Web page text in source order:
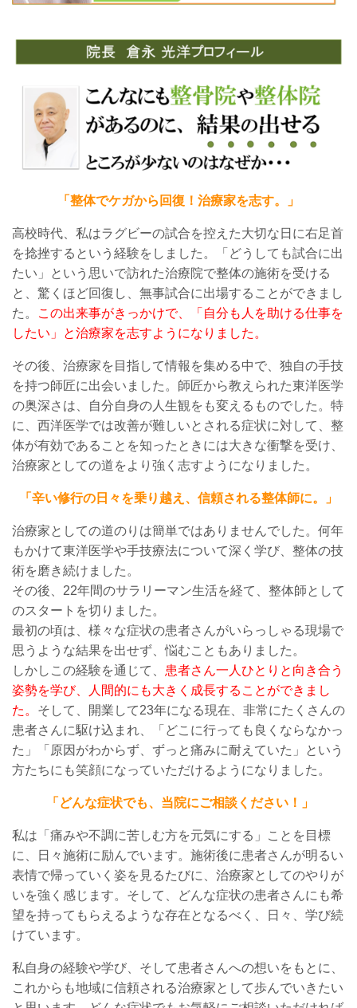
「整体でケガから回復！治療家を志す。」
高校時代、私はラグビーの試合を控えた大切な日に右足首
を捻挫するという経験をしました。
「 どうしても試合に出
たい 」 という思いで訪れた治療院で整体の施術を受ける
と
、驚くほど回復し、無事試合に出場することができまし
た。
この出来事がきっかけで、「自分も人を助ける仕事を
したい」と治療家を志すようになりました。
その後、 治療家を目指して情報を集める中で、独自の手技
を持つ師匠に出会いました。師匠から教えられた東洋医学
の奥深さ は、
自分自身の人生観をも変えるものでした。特
に、西洋医学では改善が難しいとされる症状に対して、 整
体が有効であることを知ったときには大きな衝撃を受け、
治療家としての道をより強く志すようになりました。
「辛い修行の日々を乗り越え、信頼される整体師に。」
治療家としての道のりは簡単ではありませんでした。 何年
もかけて東洋医学や手技療法について深く学び、 整体の技
術を磨き続けました。
その後
22年間のサラリーマン生活を経て、整体師として
のスタートを切りました。
最初の頃は、様々な症状の患者さんがいらっしゃる現場で
思うような結果を出せず、悩むこともありました。
しかしこの経験を通じて、 患者さん一人ひとりと向き合う
姿勢を学び、人間的にも大きく成長することができまし
た。 そして、開業して23年になる現在 、非常にたくさんの
患者さんに駆け込まれ、「どこに行っても良くならなかっ
た」「原因がわからず、ずっと痛みに耐えていた」という
方たちにも笑顔になっていただけるようになりました。
「どんな症状でも、当院にご相談ください！」
私は「痛みや不調に苦しむ方を元気にする」ことを目標
に、日々施術に励んでいます。施術後に患者さんが明るい
表情で帰っていく姿を見るたびに、治療家としてのやりが
いを強く感じます。 そして、 どんな症状の患者さんに も希
望を持ってもらえるような存在となるべく、日々、学び続
けています。
私自身の経験や学び、そして患者さんへの想いを もと に、
これからも地域に信頼される治療家として歩んでいきたい